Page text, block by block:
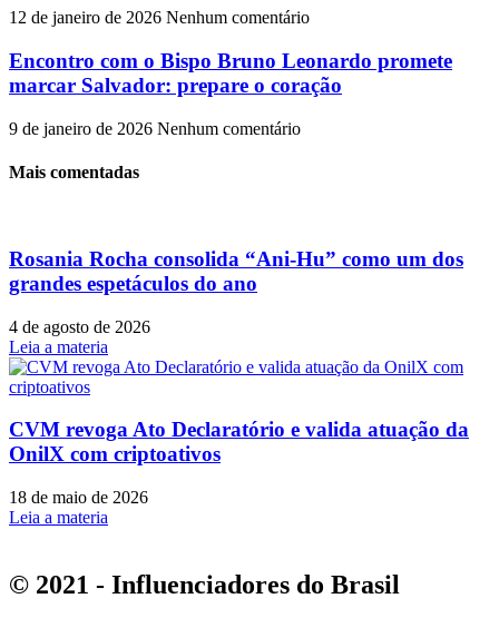
12 de janeiro de 2026 Nenhum comentário
Encontro com o Bispo Bruno Leonardo promete
marcar Salvador: prepare o coração
9 de janeiro de 2026 Nenhum comentário
Mais comentadas
Rosania Rocha consolida “Ani-Hu” como um dos
grandes espetáculos do ano
4 de agosto de 2026
Leia a materia
CVM revoga Ato Declaratório e valida atuação da
OnilX com criptoativos
18 de maio de 2026
Leia a materia
© 2021 - Influenciadores do Brasil